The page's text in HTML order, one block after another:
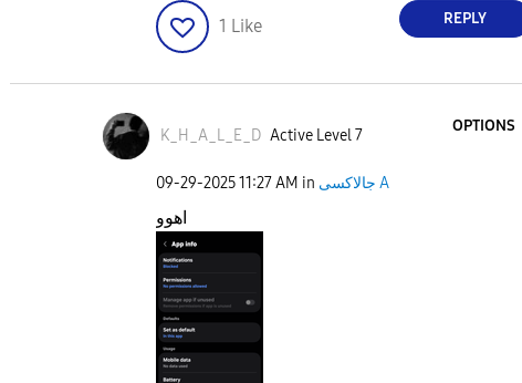
1 Like REPLY
K_H_A_L_E_D Active Level 7
OPTIONS
‎09-29-202511:27 AM in جالاكسى A
اهوو